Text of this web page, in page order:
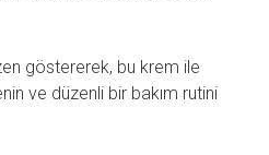
göstererek, bu krem ile
ve düzenli bir bakım rutini